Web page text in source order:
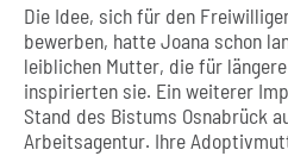
Die Idee, sich für den
bewerben, hatte Joana schon
leiblichen Mutter, die für
inspirierten sie. Ein weiterer
Stand des Bistums Osnabrück
Arbeitsagentur. Ihre